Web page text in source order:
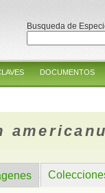
Busqueda de
DOCUMENTOS